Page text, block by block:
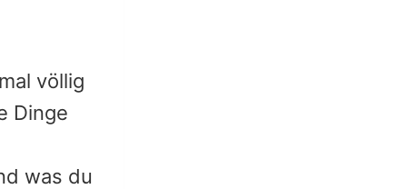
völlig
Dinge
was du